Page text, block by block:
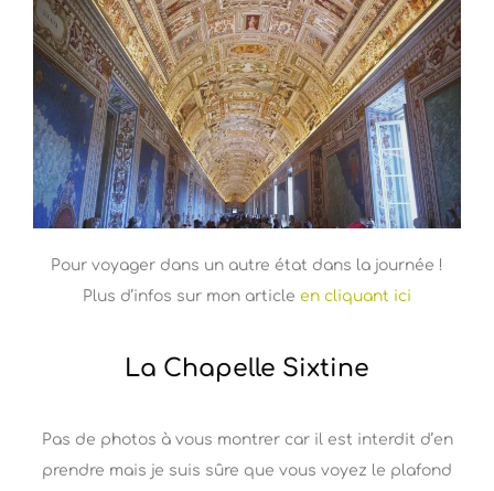
Pour voyager dans un autre état dans la journée !
Plus d’infos sur mon article en cliquant ici
La Chapelle Sixtine
Pas de photos à vous montrer car il est interdit d’en
prendre mais je suis sûre que vous voyez le plafond